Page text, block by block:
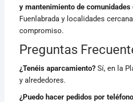
y mantenimiento de
Fuenlabrada y localidades
compromiso.
Preguntas
¿Tenéis aparcamiento?Sí, en la
y alrededores.
¿Puedo hacer pedidos por